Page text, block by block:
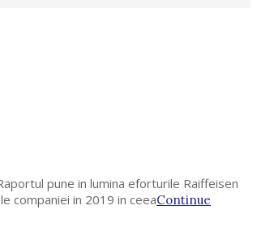
pune in lumina eforturile Raiffeisen
companiei in 2019 in ceeaContinue